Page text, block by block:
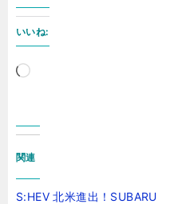
いいね:
読
関連
S:HEV 北米進出！SUBARU